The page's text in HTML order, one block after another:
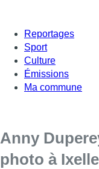
Reportages
Sport
Culture
Émissions
Ma commune
Anny
photo à